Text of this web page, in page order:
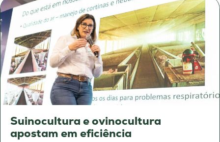
Suinocultura e ovinocultura
apostam em eficiência